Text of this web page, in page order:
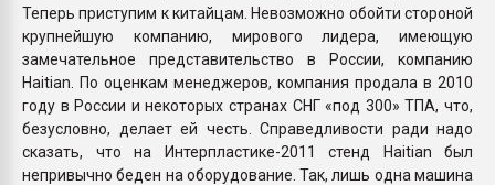
Теперь приступим к китайцам. Невозможно обойти стороной
крупнейшую компанию, мирового лидера, имеющую
замечательное представительство в России, компанию
Haitian. По оценкам менеджеров, компания продала в 2010
году в России и некоторых странах СНГ «под 300» ТПА, что,
безусловно, делает ей честь. Справедливости ради надо
сказать, что на Интерпластике-2011 стенд Haitian был
непривычно беден на оборудование. Так, лишь одна машина